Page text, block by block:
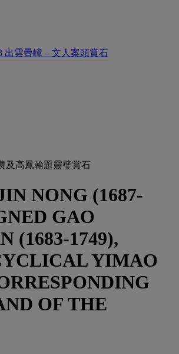
出雲疊嶂 – 文人案頭賞石
及高鳳翰題靈璧賞石
NONG (1687-
GAO
(1683-1749),
YIMAO
OF THE